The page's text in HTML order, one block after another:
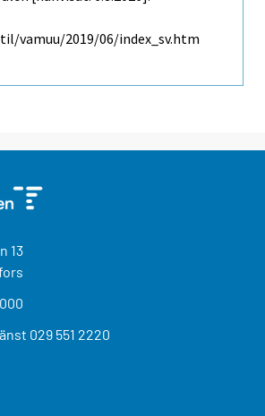
vamuu/2019/06/index_sv.htm
13
029 551 2220